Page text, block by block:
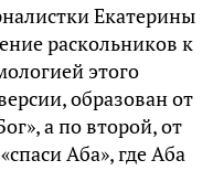
Екатерины
раскольников к
этого
образован от
а по второй, от
Аба», где Аба